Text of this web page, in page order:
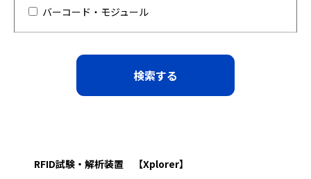
バーコード・モジュール
RFID試験・解析装置 【Xplorer】